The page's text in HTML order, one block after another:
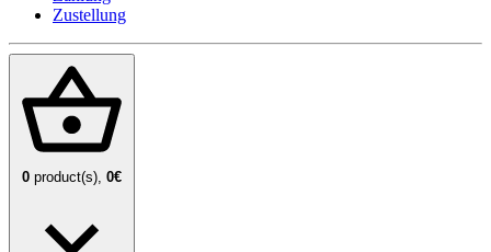
Zustellung
0 product(s), 0€